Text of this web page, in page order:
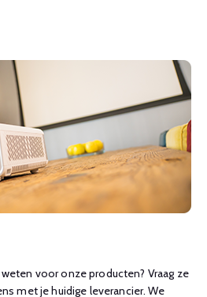
voor onze producten? Vraag ze
met je huidige leverancier. We